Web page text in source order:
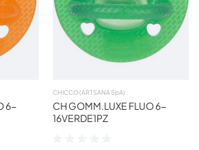
6-
CHICCO (ARTSANA SpA)
CH GOMM.LUXE FLUO 6-
16VERDE1PZ